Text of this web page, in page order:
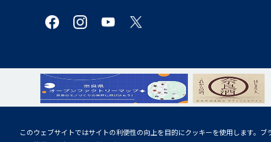
妊娠中や授乳期の飲酒は、胎児・乳児の発育に悪影
このウェブサイトではサイトの利便性の向上を目的にクッキーを使用します。